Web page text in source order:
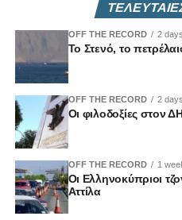
Γιατί πίσω από τους
Υπήρχαν παιδιά που δεν
Υπήρχαν μανάδες που
άνθρωποι που έφυγαν χωρίς
παρά μόνο τις εικόνες τους
Και το πιο επικίνδυνο δεν
Είναι όταν οι κοινωνίες
και σιωπούν για άλλες. Όταν η
OFF THE RECORD 2
Το Στενό, το
OFF THE RECORD 2
Οι φιλοδοξίες στον
OFF THE RECORD 1
Οι Ελληνοκύπριοι
Αττίλα